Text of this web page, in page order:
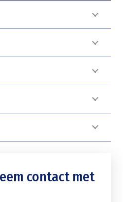
contact met